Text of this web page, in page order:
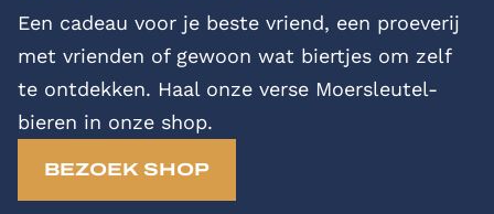
Een cadeau voor je beste vriend, een proeverij
met vrienden of gewoon wat biertjes om zelf
te ontdekken. Haal onze verse Moersleutel-
bieren in onze shop.
BEZOEK SHOP